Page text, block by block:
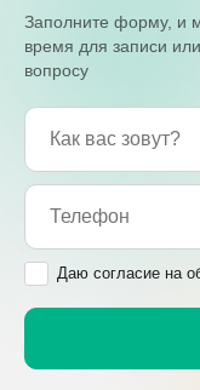
Заполните форму, и
время для записи
вопросу
Даю согласие на